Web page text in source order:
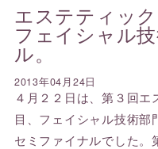
エステティッ
フェイシャル
ル。
2013年04月24日
４月２２日は、第３回
目、フェイシャル技術部
セミファイナルでした